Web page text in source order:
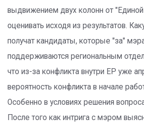
выдвижением двух колонн от
оценивать исходя из результатов.
получат кандидаты, которые "за"
поддерживаются региональным
что из-за конфликта внутри ЕР уже
вероятность конфликта в начале
Особенно в условиях решения
После того как интрига с мэром